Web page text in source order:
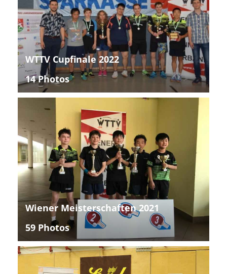
WTTV Cupfinale 2022
14 Photos
Wiener Meisterschaften 2021
59 Photos